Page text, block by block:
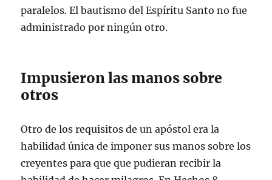
paralelos. El bautismo del Espíritu Santo no fue
administrado por ningún otro.
Impusieron las manos sobre
otros
Otro de los requisitos de un apóstol era la
habilidad única de imponer sus manos sobre los
creyentes para que que pudieran recibir la